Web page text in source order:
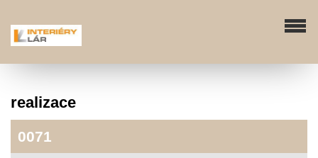
realizace
0071